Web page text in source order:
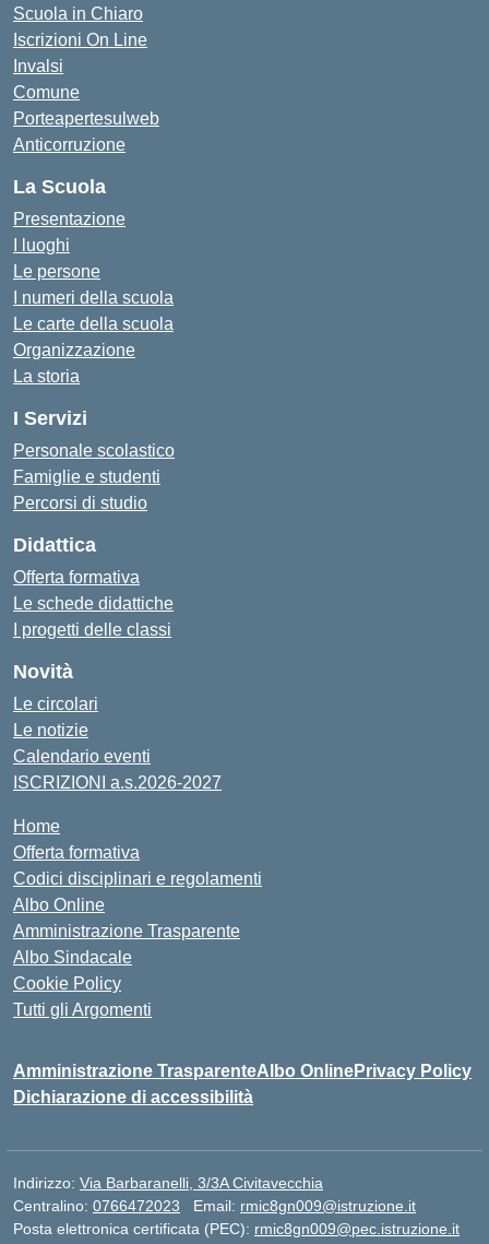
Scuola in Chiaro
Iscrizioni On Line
Invalsi
Comune
Porteapertesulweb
Anticorruzione
La Scuola
Presentazione
I luoghi
Le persone
I numeri della scuola
Le carte della scuola
Organizzazione
La storia
I Servizi
Personale scolastico
Famiglie e studenti
Percorsi di studio
Didattica
Offerta formativa
Le schede didattiche
I progetti delle classi
Novità
Le circolari
Le notizie
Calendario eventi
ISCRIZIONI a.s.2026-2027
Home
Offerta formativa
Codici disciplinari e regolamenti
Albo Online
Amministrazione Trasparente
Albo Sindacale
Cookie Policy
Tutti gli Argomenti
Amministrazione TrasparenteAlbo OnlinePrivacy Policy
Dichiarazione di accessibilità
Indirizzo: Via Barbaranelli, 3/3A Civitavecchia
Centralino: 0766472023 Email: rmic8gn009@istruzione.it
Posta elettronica certificata (PEC): rmic8gn009@pec.istruzione.it